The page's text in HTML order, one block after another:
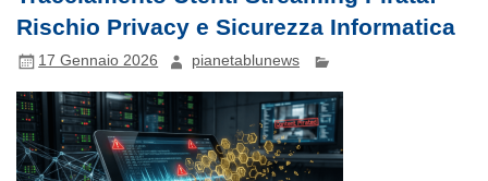
Rischio Privacy e Sicurezza Informatica
17 Gennaio 2026 pianetablunews